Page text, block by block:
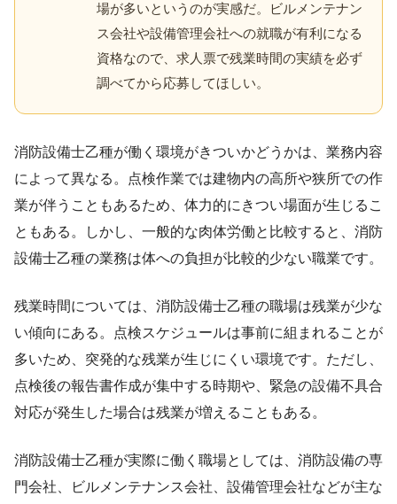
場が多いというのが実感だ。ビルメンテナン
ス会社や設備管理会社への就職が有利になる
資格なので、求人票で残業時間の実績を必ず
調べてから応募してほしい。
消防設備士乙種が働く環境がきついかどうかは、業務内容
によって異なる。点検作業では建物内の高所や狭所での作
業が伴うこともあるため、体力的にきつい場面が生じるこ
ともある。しかし、一般的な肉体労働と比較すると、消防
設備士乙種の業務は体への負担が比較的少ない職業です。
残業時間については、消防設備士乙種の職場は残業が少な
い傾向にある。点検スケジュールは事前に組まれることが
多いため、突発的な残業が生じにくい環境です。ただし、
点検後の報告書作成が集中する時期や、緊急の設備不具合
対応が発生した場合は残業が増えることもある。
消防設備士乙種が実際に働く職場としては、消防設備の専
門会社、ビルメンテナンス会社、設備管理会社などが主な